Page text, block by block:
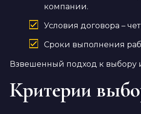
компании.
Условия договора –
Сроки выполнения
Взвешенный подход к выбору
Критерии